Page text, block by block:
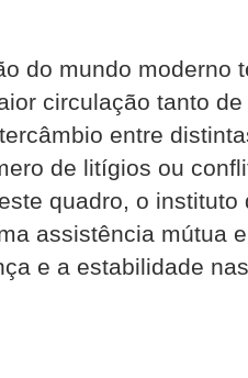
do mundo moderno
circulação tanto
entre
de litígios ou
quadro, o
assistência mútua
e a estabilidade